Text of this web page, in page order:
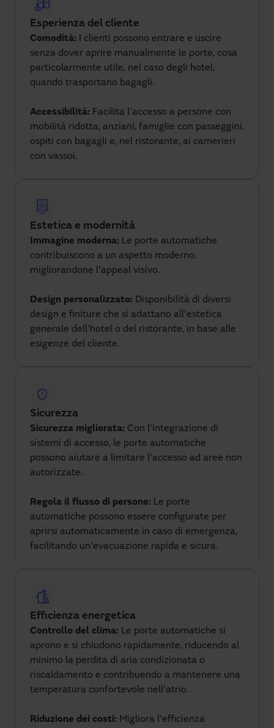
Esperienza del cliente
Comodità: I clienti possono entrare e uscire
senza dover aprire manualmente le porte, cosa
particolarmente utile, nel caso degli hotel,
quando trasportano bagagli.
Accessibilità: Facilita l'accesso a persone con
mobilità ridotta, anziani, famiglie con passeggini,
ospiti con bagagli e, nel ristorante, ai camerieri
con vassoi.
Estetica e modernità
Immagine moderna: Le porte automatiche
contribuiscono a un aspetto moderno,
migliorandone l'appeal visivo.
Design personalizzato: Disponibilità di diversi
design e finiture che si adattano all'estetica
generale dell'hotel o del ristorante, in base alle
esigenze del cliente.
Sicurezza
Sicurezza migliorata: Con l'integrazione di
sistemi di accesso, le porte automatiche
possono aiutare a limitare l'accesso ad aree non
autorizzate.
Regola il flusso di persone: Le porte
automatiche possono essere configurate per
aprirsi automaticamente in caso di emergenza,
facilitando un'evacuazione rapida e sicura.
Efficienza energetica
Controllo del clima: Le porte automatiche si
aprono e si chiudono rapidamente, riducendo al
minimo la perdita di aria condizionata o
riscaldamento e contribuendo a mantenere una
temperatura confortevole nell'atrio.
Riduzione dei costi: Migliora l'efficienza